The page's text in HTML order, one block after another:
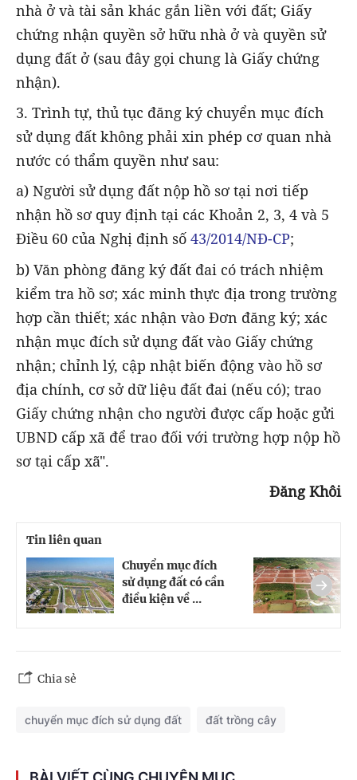
nhà ở và tài sản khác gắn liền với đất; Giấy
chứng nhận quyền sở hữu nhà ở và quyền sử
dụng đất ở (sau đây gọi chung là Giấy chứng
nhận).
3. Trình tự, thủ tục đăng ký chuyển mục đích
sử dụng đất không phải xin phép cơ quan nhà
nước có thẩm quyền như sau:
a) Người sử dụng đất nộp hồ sơ tại nơi tiếp
nhận hồ sơ quy định tại các Khoản 2, 3, 4 và 5
Điều 60 của Nghị định số 43/2014/NĐ-CP;
b) Văn phòng đăng ký đất đai có trách nhiệm
kiểm tra hồ sơ; xác minh thực địa trong trường
hợp cần thiết; xác nhận vào Đơn đăng ký; xác
nhận mục đích sử dụng đất vào Giấy chứng
nhận; chỉnh lý, cập nhật biến động vào hồ sơ
địa chính, cơ sở dữ liệu đất đai (nếu có); trao
Giấy chứng nhận cho người được cấp hoặc gửi
UBND cấp xã để trao đối với trường hợp nộp hồ
sơ tại cấp xã".
Đăng Khôi
Tin liên quan
Chuyển mục đích
sử dụng đất có cần
điều kiện về ...
Chia sẻ
chuyển mục đích sử dụng đất đất trồng cây